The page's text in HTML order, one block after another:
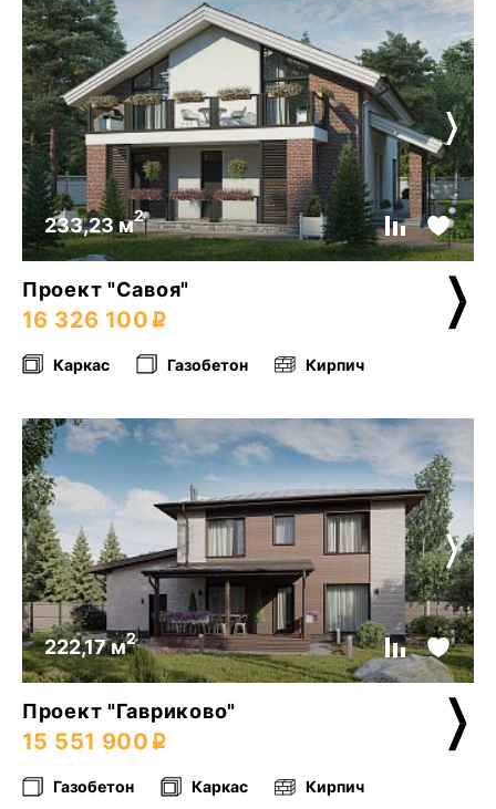
233,23 м2
Проект "Савоя"
16 326 100
Каркас Газобетон Кирпич
222,17 м2
Проект "Гавриково"
15 551 900
Газобетон Каркас Кирпич